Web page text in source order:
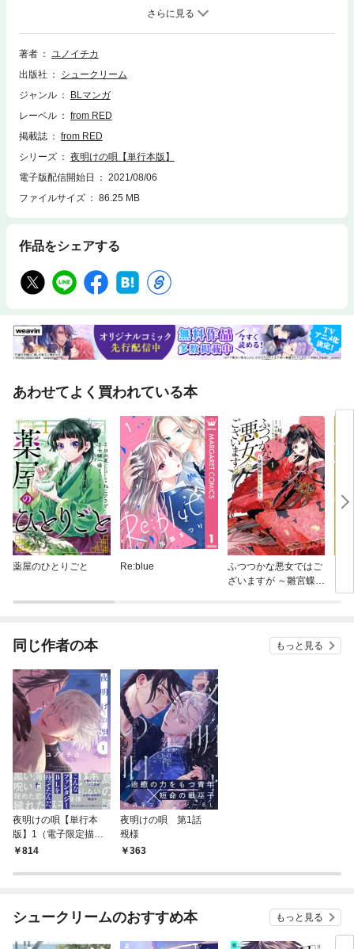
と闘うたび、命が蝕まれてゆく戦巫子のエルヴァ。それを知った少年アル
トは憤り、エルヴァが救われる術を探しながら、そばにいることを誓う。
そうして8年――。アルトは精悍な青年へと成長した。ともに過ごす日々
で降りつもった恋心を、そっと胸にしまったまま…。一方、数年の命と思
て…？健気に恋する忠犬ワンコと、無愛想な愛し下手が紡ぐファンタジ
ー・救済ロマンス、第1巻。◆収録内容◆「夜明けの唄」1～4話電子限定
著者
ユノイチカ
出版社
シュークリーム
ジャンル
BLマンガ
レーベル
from RED
掲載誌
from RED
シリーズ
夜明けの唄【単行本版】
電子版配信開始日
2021/08/06
ファイルサイズ
86.25 MB
作品をシェアする
あわせてよく買われている本
薬屋のひとりごと Re:blue
ふつつかな悪女ではご
ざいますが ～雛宮蝶鼠
同じ作者の本 もっと見る
夜明けの唄【単行本
版】1（電子限定描き
下ろし付）
814
夜明けの唄 第1話
覡様
363
シュークリームのおすすめ本 もっと見る